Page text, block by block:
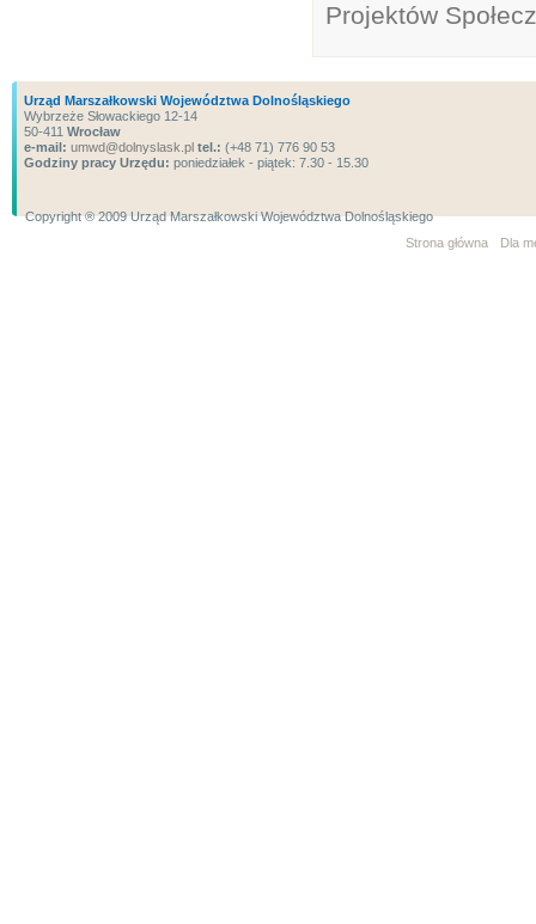
Projektów
Urząd Marszałkowski Województwa Dolnośląskiego
Wybrzeże Słowackiego 12-14
50-411 Wrocław
e-mail: umwd@dolnyslask.pl tel.: (+48 71) 776 90 53
Godziny pracy Urzędu: poniedziałek - piątek: 7.30 - 15.30
Copyright ® 2009 Urząd Marszałkowski Województwa Dolnośląskiego
Strona główna
Dla